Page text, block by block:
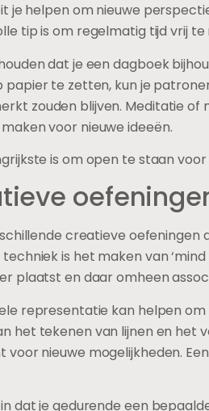
je helpen om nieuwe
tip is om regelmatig tijd vrij
dat je een dagboek
papier te zetten, kun je
zouden blijven. Meditatie of
voor nieuwe ideeën.
is om open te staan
creatieve
is het maken van
plaatst en daar omheen
representatie kan helpen
het tekenen van lijnen en het
voor nieuwe mogelijkheden.
dat je gedurende een